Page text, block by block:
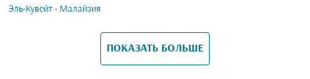
Эль-Кувейт - Малайзия
ПОКАЗАТЬ БОЛЬШЕ